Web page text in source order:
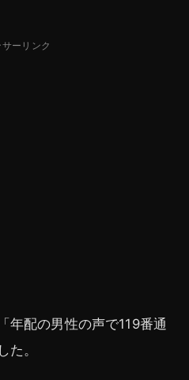
ーリンク
年配の男性の声で119番通
た。